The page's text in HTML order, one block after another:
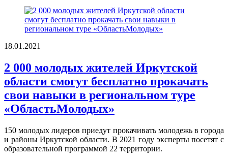
18.01.2021
2 000 молодых жителей Иркутской
области смогут бесплатно прокачать
свои навыки в региональном туре
«ОбластьМолодых»
150 молодых лидеров приедут прокачивать молодежь в города
и районы Иркутской области. В 2021 году эксперты посетят с
образовательной программой 22 территории.